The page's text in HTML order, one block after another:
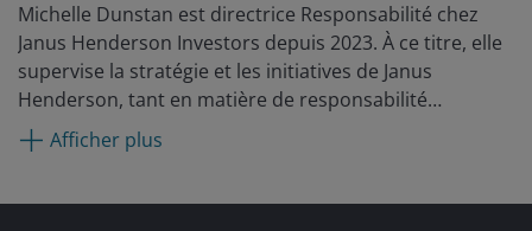
Michelle Dunstan est directrice Responsabilité chez
Janus Henderson Investors depuis 2023. À ce titre, elle
supervise la stratégie et les initiatives de Janus
Henderson, tant en matière de responsabilité
d'entreprise que d'investissement responsable. Elle
dirige l'équipe Responsabilité de Janus Henderson avec
Afficher plus